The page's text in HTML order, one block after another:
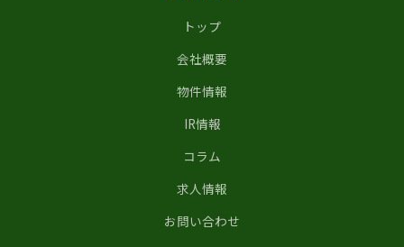
トップ
会社概要
物件情報
IR情報
コラム
求人情報
お問い合わせ